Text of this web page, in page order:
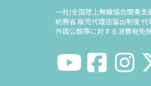
一社)全国陸上無線協会関東支
総務省 販売代理店届出制度
外国公館等に対する消費税免